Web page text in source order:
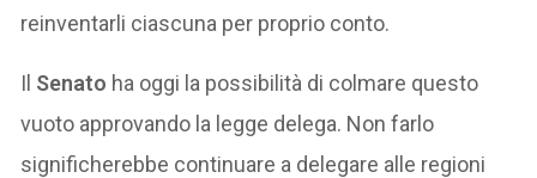
reinventarli ciascuna per proprio conto.
Il Senato ha oggi la possibilità di colmare questo
vuoto approvando la legge delega. Non farlo
significherebbe continuare a delegare alle regioni